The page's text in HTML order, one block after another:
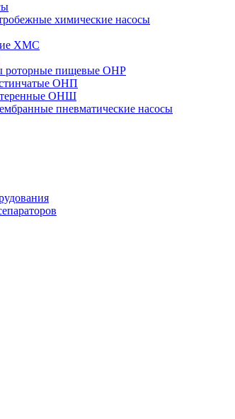
химические насосы
ХМС
роторные пищевые ОНР
ОНП
ОНШ
пневматические насосы